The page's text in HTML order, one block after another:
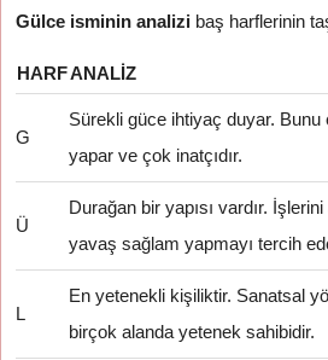
Gülce isminin analizi baş harflerinin
HARFANALIZ
G
Sürekli güce ihtiyaç duyar.
yapar ve çok inatçıdır.
Ü
Durağan bir yapısı vardır.
yavaş sağlam yapmayı tercih
L
En yetenekli kişiliktir. Sanatsal
birçok alanda yetenek sahibidir.